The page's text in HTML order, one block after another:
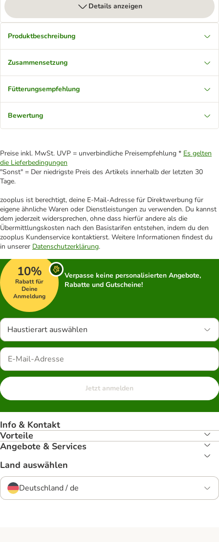
Details anzeigen
Produktbeschreibung
Zusammensetzung
Fütterungsempfehlung
Bewertung
Preise inkl. MwSt. UVP = unverbindliche Preisempfehlung * Es gelten
die Lieferbedingungen
"Sonst" = Der niedrigste Preis des Artikels innerhalb der letzten 30
Tage.
zooplus ist berechtigt, deine E-Mail-Adresse für Direktwerbung für
eigene ähnliche Waren oder Dienstleistungen zu verwenden. Du kannst
dem jederzeit widersprechen, ohne dass hierfür andere als die
Übermittlungskosten nach den Basistarifen entstehen, indem du den
zooplus Kundenservice kontaktierst. Weitere Informationen findest du
in unserer Datenschutzerklärung.
10%
Rabatt für
Deine
Anmeldung
Verpasse keine personalisierten Angebote,
Rabatte und Gutscheine!
Haustierart auswählen
Jetzt anmelden
Info & Kontakt
Vorteile
Angebote & Services
Land auswählen
Deutschland / de